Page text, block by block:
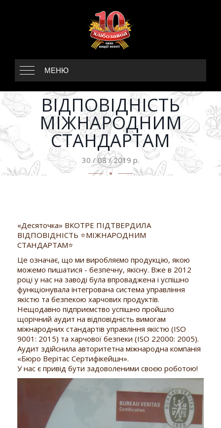
МЕНЮ
ВІДПОВІДНІСТЬ
МІЖНАРОДНИМ
СТАНДАРТАМ
30 / 08 / 2019 р.
«Десяточка» ВКОТРЕ ПІДТВЕРДИЛА
ВІДПОВІДНІСТЬ ⭐МІЖНАРОДНИМ
СТАНДАРТАМ⭐
Це означає, що ми виробляємо продукцію, якою
можемо пишатися - безпечну, якісну. Вже в 2012
році у нас на заводі була впроваджена і успішно
функціонувала інтегрована система управління
якістю та безпекою харчових продуктів.
Нещодавно підприємство успішно пройшло
щорічний аудит на відповідність вимогам
міжнародних стандартів управління якістю (ISO
9001: 2015) та харчової безпеки (ISO 22000: 2005).
Аудит здійснила авторитетна міжнародна компанія
«Бюро Верітас Сертифікейшн».
У нас є привід бути задоволеними своєю роботою!